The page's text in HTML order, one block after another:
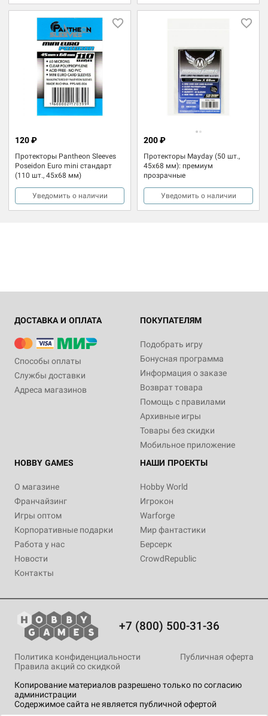
Протекторы Pantheon Sleeves
Poseidon Euro mini стандарт
(110 шт., 45x68 мм)
120 ₽
Уведомить о наличии
Протекторы Mayday (50 шт.,
45x68 мм): премиум
прозрачные
200 ₽
Уведомить о наличии
ДОСТАВКА И ОПЛАТА
Способы оплаты
Службы доставки
Адреса магазинов
ПОКУПАТЕЛЯМ
Подобрать игру
Бонусная программа
Информация о заказе
Возврат товара
Помощь с правилами
Архивные игры
Товары без скидки
Мобильное приложение
HOBBY GAMES
О магазине
Франчайзинг
Игры оптом
Корпоративные подарки
Работа у нас
Новости
Контакты
НАШИ ПРОЕКТЫ
Hobby World
Игрокон
Warforge
Мир фантастики
Берсерк
CrowdRepublic
+7 (800) 500-31-36
Копирование материалов разрешено только по согласию
администрации
Содержимое сайта не является публичной офертой
Политика конфиденциальности
Публичная оферта
Правила акций со скидкой